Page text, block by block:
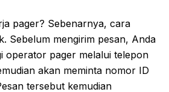
pager? Sebenarnya, cara
Sebelum mengirim pesan, Anda
operator pager melalui telepon
akan meminta nomor ID
tersebut kemudian